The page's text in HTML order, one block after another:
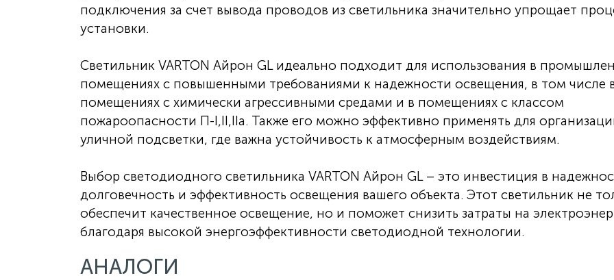
подключения за счет вывода проводов из светильника значительно упрощает
установки.
Светильник VARTON Айрон GL идеально подходит для использования в
помещениях с повышенными требованиями к надежности освещения, в том числе
помещениях с химически агрессивными средами и в помещениях с классом
пожароопасности П-I,II,IIа. Также его можно эффективно применять для
уличной подсветки, где важна устойчивость к атмосферным воздействиям.
Выбор светодиодного светильника VARTON Айрон GL – это инвестиция в
долговечность и эффективность освещения вашего объекта. Этот светильник не
обеспечит качественное освещение, но и поможет снизить затраты на
благодаря высокой энергоэффективности светодиодной технологии.
АНАЛОГИ